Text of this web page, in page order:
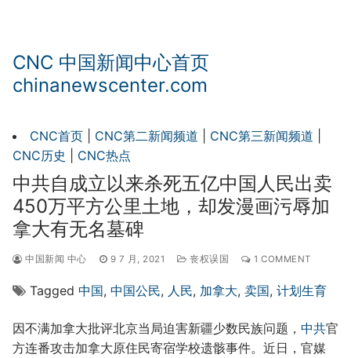
CNC 中国新闻中心首页
chinanewscenter.com
CNC首页 CNC第二新闻频道 CNC第三新闻频道
CNC历史
CNC热点
中共自成立以来杀死五亿中国人民出卖
450万平方公里土地，却发漫画污辱加
拿大有无名墓碑
中国新闻 中心 9 7 月, 2021 丧权误国 1 COMMENT
Tagged 中国, 中国公民, 人民, 加拿大, 卖国, 计划生育
因不满加拿大批评北京当局迫害新疆少数民族问题， 中共官
方连番攻击加拿大原住民寄宿学校遗骸事件。近日，官媒